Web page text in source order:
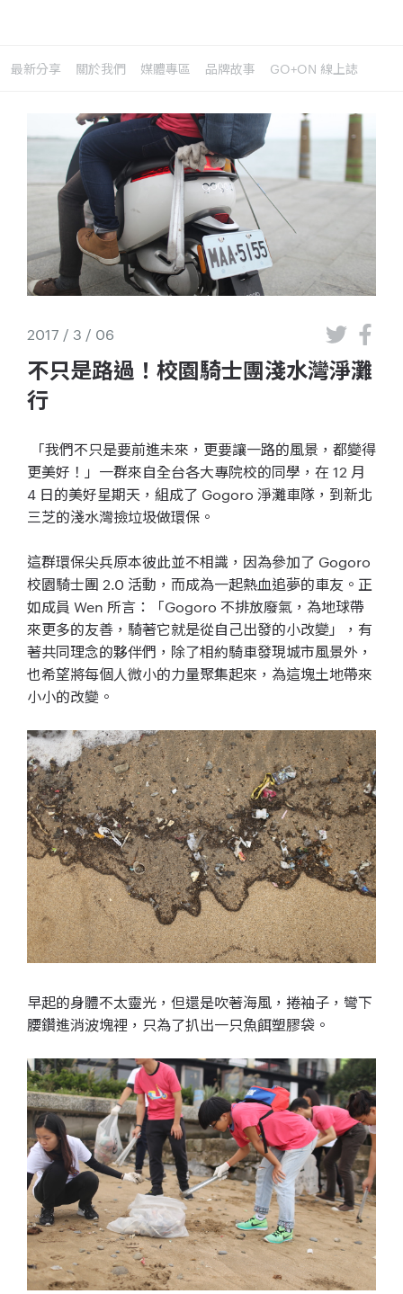
最新分享 關於我們 媒體專區 品牌故事 GO+ON 線上誌
2017 / 3 / 06
不只是路過！校園騎士團淺水灣淨灘
行
「我們不只是要前進未來，更要讓一路的風景，都變得
更美好！」 一群來自全台各大專院校的同學，在 12 月
4 日的美好星期天，組成了 Gogoro 淨灘車隊，到新北
三芝的淺水灣撿垃圾做環保。
這群環保尖兵原本彼此並不相識，因為參加了 Gogoro
校園騎士團 2.0 活動，而成為一起熱血追夢的車友。正
如成員 Wen 所言：「Gogoro 不排放廢氣，為地球帶
來更多的友善， 騎著它就是從自己出發的小改變」，有
著共同理念的夥伴們， 除了相約騎車發現城市風景外，
也希望將每個人微小的力量聚集起來，為這塊土地帶來
小小的改變。
早起的身體不太靈光，但還是吹著海風，捲袖子，彎下
腰鑽進消波塊裡，只為了扒出一只魚餌塑膠袋。